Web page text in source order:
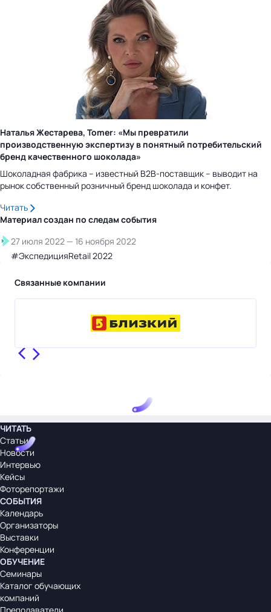
Наталья Жестарева, Tomer: «Мы превратили
производственную экспертизу в понятный потребительский
бренд качественного шоколада»
Шоколадная фабрика – известный B2B-поставщик – выводит на
рынок собственный розничный бренд шоколада и конфет.
Читать
Материал создан по следамсобытия
27 июля 2022 — 16 ноября 2022
#ЭкспедицияRetail 2022
Связанные компании
ЧИТАТЬ
Статьи
Новости
Интервью
Кейсы
Фоторепортажи
СОБЫТИЯ
Календарь
Организаторы
Выставки
Конференции
ОБУЧЕНИЕ
Семинары
Каталог обучающих
компаний
Преподаватели